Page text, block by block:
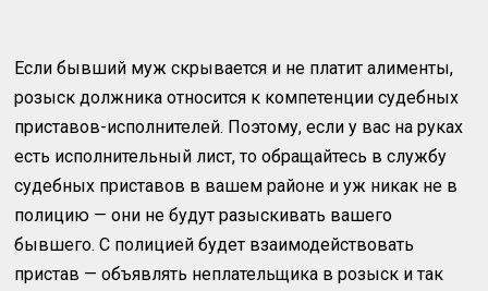
Если бывший муж скрывается и не платит алименты,
розыск должника относится к компетенции судебных
приставов-исполнителей. Поэтому, если у вас на руках
есть исполнительный лист, то обращайтесь в службу
судебных приставов в вашем районе и уж никак не в
полицию — они не будут разыскивать вашего
бывшего. С полицией будет взаимодействовать
пристав — объявлять неплательщика в розыск и так